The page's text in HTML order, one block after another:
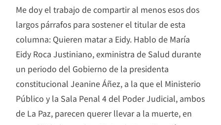
Me doy el trabajo de compartir al menos esos dos
largos párrafos para sostener el titular de esta
columna: Quieren matar a Eidy. Hablo de María
Eidy Roca Justiniano, exministra de Salud durante
un periodo del Gobierno de la presidenta
constitucional Jeanine Áñez, a la que el Ministerio
Público y la Sala Penal 4 del Poder Judicial, ambos
de La Paz, parecen querer llevar a la muerte, en